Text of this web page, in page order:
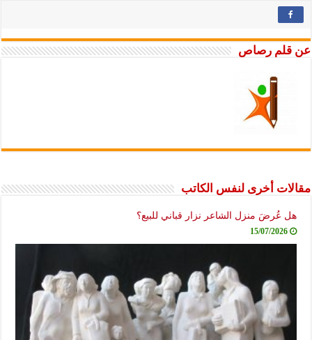
عن قلم رصاص
مقالات أخرى لنفس الكاتب
هل عُرضَ منزل الشاعر نزار قباني للبيع؟
15/07/2026